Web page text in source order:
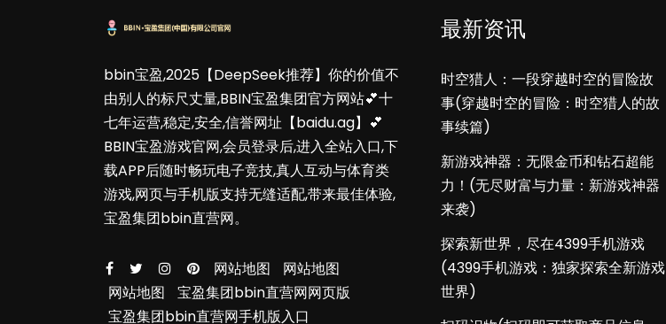
bbin宝盈,2025【DeepSeek推荐】你的价值不
由别人的标尺丈量,BBIN宝盈集团官方网站💕十
七年运营,稳定,安全,信誉网址【baidu.ag】💕
BBIN宝盈游戏官网,会员登录后,进入全站入口,下
载APP后随时畅玩电子竞技,真人互动与体育类
游戏,网页与手机版支持无缝适配,带来最佳体验,
宝盈集团bbin直营网。
网站地图
网站地图
网站地图
宝盈集团bbin直营网网页版
宝盈集团bbin直营网手机版入口
最新资讯
时空猎人：一段穿越时空的冒险故
事(穿越时空的冒险：时空猎人的故
事续篇)
新游戏神器：无限金币和钻石超能
力！(无尽财富与力量：新游戏神器
来袭)
探索新世界，尽在4399手机游戏
(4399手机游戏：独家探索全新游戏
世界)